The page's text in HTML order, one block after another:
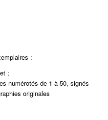
:
;
numérotés de 1 à 50, signés
originales